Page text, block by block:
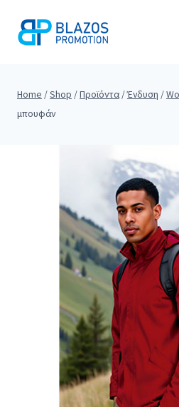
Home /Shop /Προϊόντα /Ένδυση /
μπουφάν